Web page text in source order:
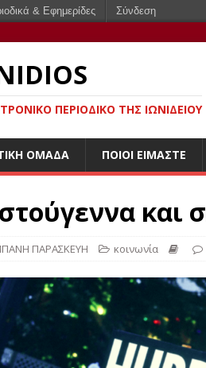
ΠΕΡΙΟΔΙΚΌ ΤΗΣ ΙΩΝΙΔΕΊΟΥ
ΟΜΆΔΑ ΠΟΙΟΙ ΕΊΜΑΣΤΕ
και
ΠΑΡΑΣΚΕΥΗ κοινωνία
& Εφημερίδες Σύνδεση